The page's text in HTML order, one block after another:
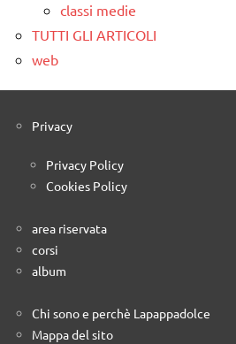
classi medie
TUTTI GLI ARTICOLI
web
Privacy
Privacy Policy
Cookies Policy
area riservata
corsi
album
Chi sono e perchè Lapappadolce
Mappa del sito